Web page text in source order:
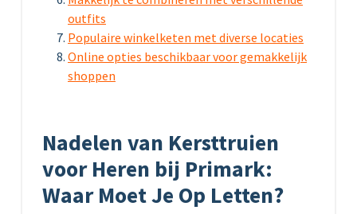
outfits
Populaire winkelketen met diverse locaties
Online opties beschikbaar voor gemakkelijk
shoppen
Nadelen van Kersttruien
voor Heren bij Primark:
Waar Moet Je Op Letten?